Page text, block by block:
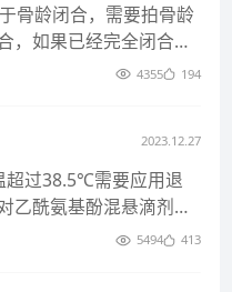
骨龄闭合，需要拍骨龄
，如果已经完全闭合，
4355 194
2023.12.27
超过38.5℃需要应用退
乙酰氨基酚混悬滴剂等
5494 413